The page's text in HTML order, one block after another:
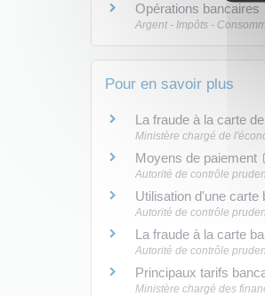
Opérations bancaires
Argent - Impôts -
Pour en savoir plus
La fraude à la carte
Ministère chargé de
Moyens de paiement
Autorité de contrôle
Utilisation d'une carte
Autorité de contrôle
La fraude à la carte
Autorité de contrôle
Principaux tarifs
Ministère chargé des